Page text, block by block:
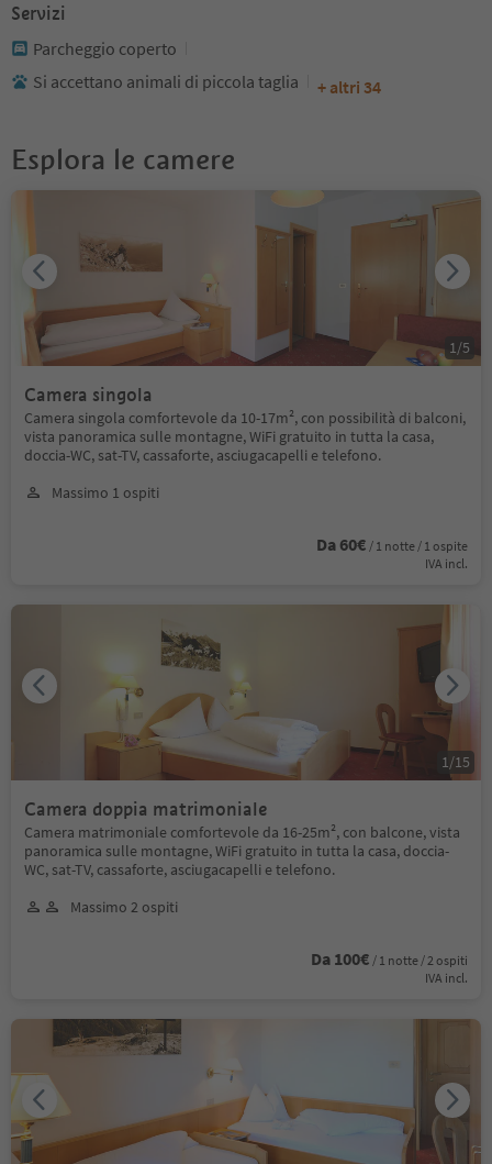
Servizi
Parcheggio coperto
Si accettano animali di piccola taglia
+ altri 34
Esplora le camere
Camera singola
Camera singola comfortevole da 10-17m², con possibilità di balconi,
vista panoramica sulle montagne, WiFi gratuito in tutta la casa,
doccia-WC, sat-TV, cassaforte, asciugacapelli e telefono.
Massimo 1 ospiti
Da 60€ / 1 notte / 1 ospite
IVA incl.
1 /5
Camera doppia matrimoniale
Camera matrimoniale comfortevole da 16-25m², con balcone, vista
panoramica sulle montagne, WiFi gratuito in tutta la casa, doccia-
WC, sat-TV, cassaforte, asciugacapelli e telefono.
Massimo 2 ospiti
Da 100€ / 1 notte / 2 ospiti
IVA incl.
1 /15